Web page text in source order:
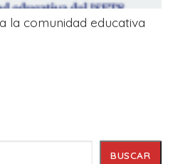
la comunidad educativa
BUSCAR